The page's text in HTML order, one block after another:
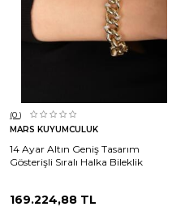
(0 )
MARS KUYUMCULUK
14 Ayar Altın Geniş Tasarım
Gösterişli Sıralı Halka Bileklik
169.224,88 TL